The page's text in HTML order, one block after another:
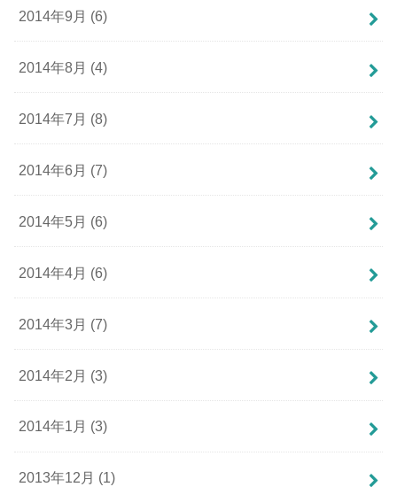
2014年9月 (6)
2014年8月 (4)
2014年7月 (8)
2014年6月 (7)
2014年5月 (6)
2014年4月 (6)
2014年3月 (7)
2014年2月 (3)
2014年1月 (3)
2013年12月 (1)